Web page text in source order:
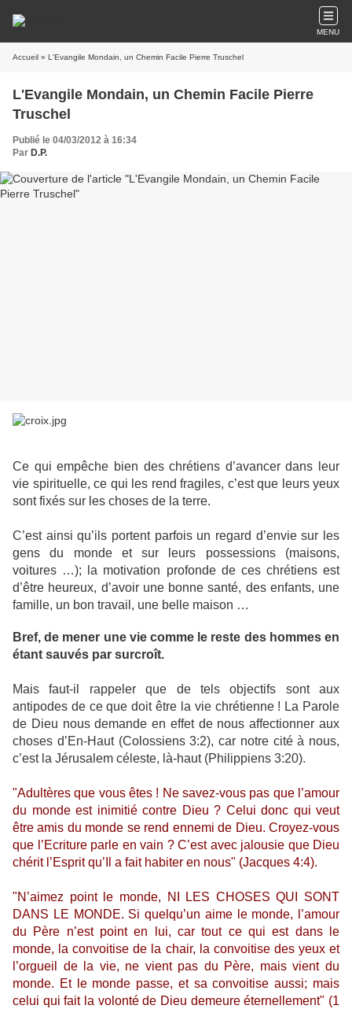
MENU
Accueil » L'Evangile Mondain, un Chemin Facile Pierre Truschel
L'Evangile Mondain, un Chemin Facile Pierre
Truschel
Publié le 04/03/2012 à 16:34
Par D.P.
Ce qui empêche bien des chrétiens d’avancer dans leur
vie spirituelle, ce qui les rend fragiles, c’est que leurs yeux
sont fixés sur les choses de la terre.
C’est ainsi qu’ils portent parfois un regard d’envie sur les
gens du monde et sur leurs possessions (maisons,
voitures …); la motivation profonde de ces chrétiens est
d’être heureux, d’avoir une bonne santé, des enfants, une
famille, un bon travail, une belle maison …
Bref, de mener une vie comme le reste des hommes en
étant sauvés par surcroît.
Mais faut-il rappeler que de tels objectifs sont aux
antipodes de ce que doit être la vie chrétienne ! La Parole
de Dieu nous demande en effet de nous affectionner aux
choses d’En-Haut (Colossiens 3:2), car notre cité à nous,
c’est la Jérusalem céleste, là-haut (Philippiens 3:20).
"Adultères que vous êtes ! Ne savez-vous pas que l’amour
du monde est inimitié contre Dieu ? Celui donc qui veut
être amis du monde se rend ennemi de Dieu. Croyez-vous
que l’Ecriture parle en vain ? C’est avec jalousie que Dieu
chérit l’Esprit qu’Il a fait habiter en nous" (Jacques 4:4).
"N’aimez point le monde, NI LES CHOSES QUI SONT
DANS LE MONDE. Si quelqu’un aime le monde, l’amour
du Père n’est point en lui, car tout ce qui est dans le
monde, la convoitise de la chair, la convoitise des yeux et
l’orgueil de la vie, ne vient pas du Père, mais vient du
monde. Et le monde passe, et sa convoitise aussi; mais
celui qui fait la volonté de Dieu demeure éternellement" (1